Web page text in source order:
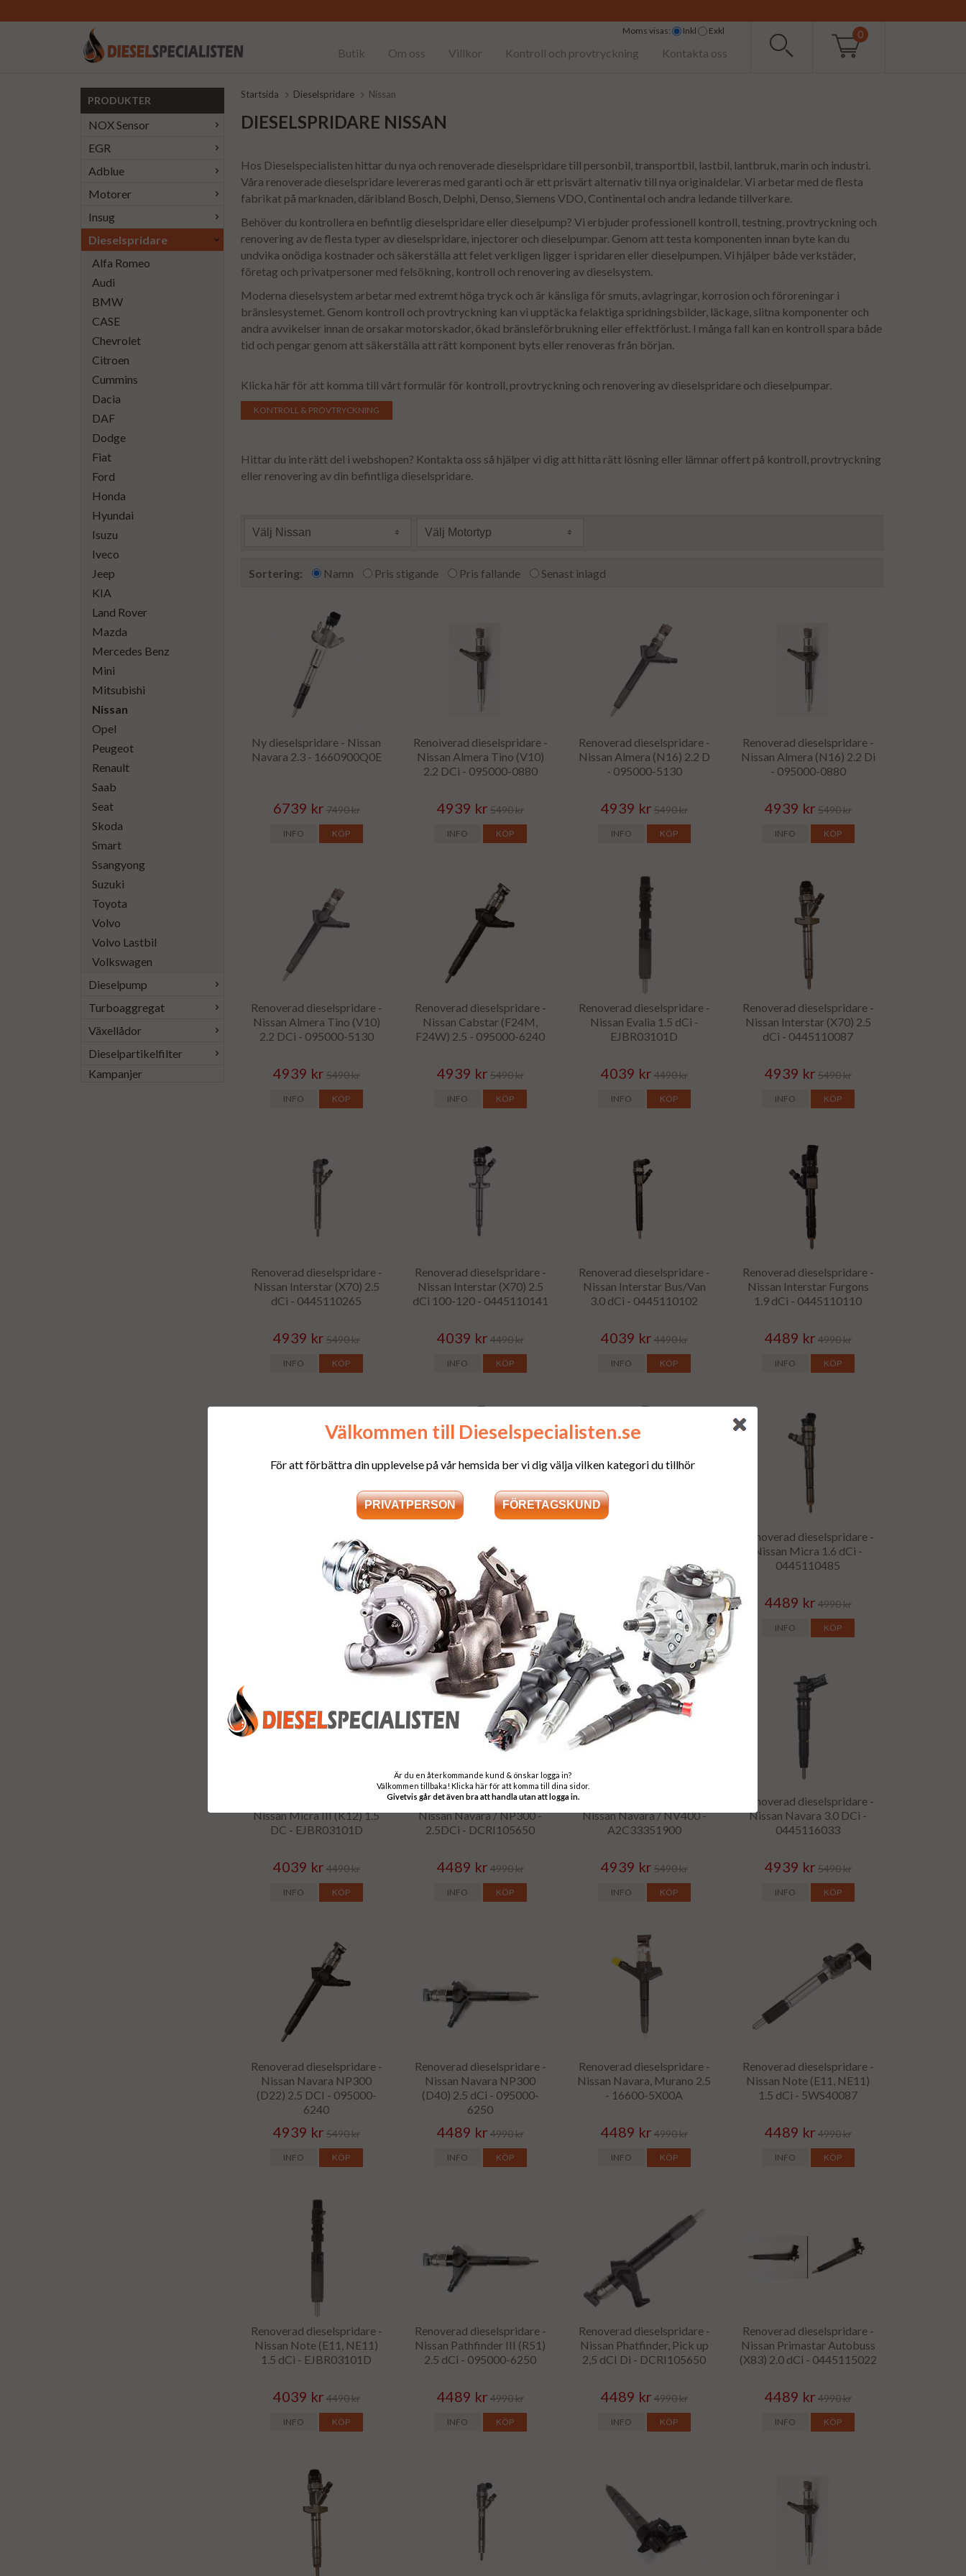
0
Moms visas: Inkl Exkl
Butik Om oss Villkor Kontroll och provtryckning Kontakta oss
PRODUKTER
NOX Sensor
EGR
Adblue
Motorer
Insug
Dieselspridare
Alfa Romeo
Audi
BMW
CASE
Chevrolet
Citroen
Cummins
Dacia
DAF
Dodge
Fiat
Ford
Honda
Hyundai
Isuzu
Iveco
Jeep
KIA
Land Rover
Mazda
Mercedes Benz
Mini
Mitsubishi
Nissan
Opel
Peugeot
Renault
Saab
Seat
Skoda
Smart
Ssangyong
Suzuki
Toyota
Volvo
Volvo Lastbil
Volkswagen
Dieselpump
Turboaggregat
Växellådor
Dieselpartikelfilter
Kampanjer
Startsida Dieselspridare Nissan
DIESELSPRIDARE NISSAN
Hos Dieselspecialisten hittar du nya och renoverade dieselspridare till personbil, transportbil, lastbil, lantbruk, marin och industri.
Våra renoverade dieselspridare levereras med garanti och är ett prisvärt alternativ till nya originaldelar. Vi arbetar med de flesta
fabrikat på marknaden, däribland Bosch, Delphi, Denso, Siemens VDO, Continental och andra ledande tillverkare.
Behöver du kontrollera en befintlig dieselspridare eller dieselpump? Vi erbjuder professionell kontroll, testning, provtryckning och
renovering av de flesta typer av dieselspridare, injectorer och dieselpumpar. Genom att testa komponenten innan byte kan du
undvika onödiga kostnader och säkerställa att felet verkligen ligger i spridaren eller dieselpumpen. Vi hjälper både verkstäder,
företag och privatpersoner med felsökning, kontroll och renovering av dieselsystem.
Moderna dieselsystem arbetar med extremt höga tryck och är känsliga för smuts, avlagringar, korrosion och föroreningar i
bränslesystemet. Genom kontroll och provtryckning kan vi upptäcka felaktiga spridningsbilder, läckage, slitna komponenter och
andra avvikelser innan de orsakar motorskador, ökad bränsleförbrukning eller effektförlust. I många fall kan en kontroll spara både
tid och pengar genom att säkerställa att rätt komponent byts eller renoveras från början.
Klicka här för att komma till vårt formulär för kontroll, provtryckning och renovering av dieselspridare och dieselpumpar.
KONTROLL & PROVTRYCKNING
Hittar du inte rätt del i webshopen? Kontakta oss så hjälper vi dig att hitta rätt lösning eller lämnar offert på kontroll, provtryckning
eller renovering av din befintliga dieselspridare.
Välj Nissan Välj Motortyp
Sortering: Namn Pris stigande Pris fallande Senast inlagd
Ny dieselspridare - Nissan
Navara 2.3 - 1660900Q0E
6739 kr 7490 kr
INFO KÖP
Renoiverad dieselspridare -
Nissan Almera Tino (V10)
2.2 DCi - 095000-0880
4939 kr 5490 kr
INFO KÖP
Renoverad dieselspridare -
Nissan Almera (N16) 2.2 D
- 095000-5130
4939 kr 5490 kr
INFO KÖP
Renoverad dieselspridare -
Nissan Almera (N16) 2.2 Di
- 095000-0880
4939 kr 5490 kr
INFO KÖP
Renoverad dieselspridare -
Nissan Almera Tino (V10)
2.2 DCi - 095000-5130
4939 kr 5490 kr
INFO KÖP
Renoverad dieselspridare -
Nissan Cabstar (F24M,
F24W) 2.5 - 095000-6240
4939 kr 5490 kr
INFO KÖP
Renoverad dieselspridare -
Nissan Evalia 1.5 dCi -
EJBR03101D
4039 kr 4490 kr
INFO KÖP
Renoverad dieselspridare -
Nissan Interstar (X70) 2.5
dCi - 0445110087
4939 kr 5490 kr
INFO KÖP
Renoverad dieselspridare -
Nissan Interstar (X70) 2.5
dCi - 0445110265
4939 kr 5490 kr
INFO KÖP
Renoverad dieselspridare -
Nissan Interstar (X70) 2.5
dCi 100-120 - 0445110141
4039 kr 4490 kr
INFO KÖP
Renoverad dieselspridare -
Nissan Interstar Bus/Van
3.0 dCi - 0445110102
4039 kr 4490 kr
INFO KÖP
Renoverad dieselspridare -
Nissan Interstar Furgons
1.9 dCi - 0445110110
4489 kr 4990 kr
INFO KÖP
Renoverad dieselspridare -
Nissan Juke Van dCi -
5WS40536
Nissan Kubistar (X76) 1.5
DCI - EJBR03101D
4039 kr4490 kr
INFO KÖP
DCi - EJBR03101D
4039 kr4490 kr
INFO KÖP
Renoverad dieselspridare -
Nissan Micra 1.6 dCi -
0445110485
4489 kr 4990 kr
INFO KÖP
Nissan Micra III (K12) 1.5
DC - EJBR03101D
4039 kr 4490 kr
INFO KÖP
Renoverad dieselspridare -
Nissan Navara / NP300 -
2.5DCi - DCRI105650
4489 kr 4990 kr
INFO KÖP
Renoverad dieselspridare -
Nissan Navara / NV400 -
A2C33351900
4939 kr 5490 kr
INFO KÖP
Renoverad dieselspridare -
Nissan Navara 3.0 DCi -
0445116033
4939 kr 5490 kr
INFO KÖP
Renoverad dieselspridare -
Nissan Navara NP300
(D22) 2.5 DCI - 095000-
6240
4939 kr 5490 kr
INFO KÖP
Renoverad dieselspridare -
Nissan Navara NP300
(D40) 2.5 dCi - 095000-
6250
4489 kr 4990 kr
INFO KÖP
Renoverad dieselspridare -
Nissan Navara, Murano 2.5
- 16600-5X00A
4489 kr 4990 kr
INFO KÖP
Renoverad dieselspridare -
Nissan Note (E11, NE11)
1.5 dCi - 5WS40087
4489 kr 4990 kr
INFO KÖP
Renoverad dieselspridare -
Nissan Note (E11, NE11)
1.5 dCi - EJBR03101D
4039 kr 4490 kr
INFO KÖP
Renoverad dieselspridare -
Nissan Pathfinder III (R51)
2.5 dCi - 095000-6250
4489 kr 4990 kr
INFO KÖP
Renoverad dieselspridare -
Nissan Phatfinder, Pick up
2,5 dCI Di - DCRI105650
4489 kr 4990 kr
INFO KÖP
Renoverad dieselspridare -
Nissan Primastar Autobuss
(X83) 2.0 dCi - 0445115022
4489 kr 4990 kr
INFO KÖP
Välkommen till Dieselspecialisten.se
För att förbättra din upplevelse på vår hemsida ber vi dig välja vilken kategori du tillhör
Är du en återkommande kund & önskar logga in?
Välkommen tillbaka! Klicka här för att komma till dina sidor.
Givetvis går det även bra att handla utan att logga in.